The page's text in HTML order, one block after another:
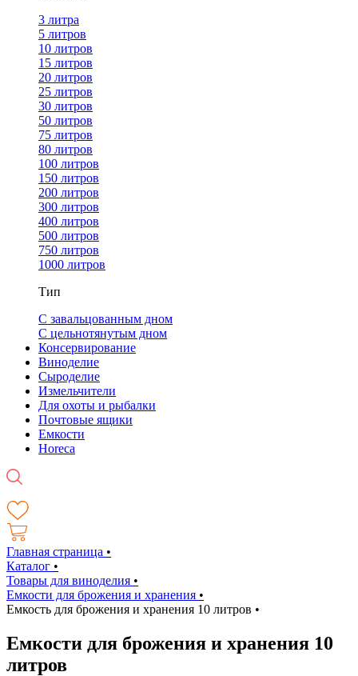
3 литра
5 литров
10 литров
15 литров
20 литров
25 литров
30 литров
50 литров
75 литров
80 литров
100 литров
150 литров
200 литров
300 литров
400 литров
500 литров
750 литров
1000 литров
Тип
С завальцованным дном
С цельнотянутым дном
Консервирование
Виноделие
Сыроделие
Измельчители
Для охоты и рыбалки
Почтовые ящики
Емкости
Horeca
Главная страница •
Каталог •
Товары для виноделия •
Емкости для брожения и хранения •
Емкость для брожения и хранения 10 литров •
Емкости для брожения и хранения 10
литров